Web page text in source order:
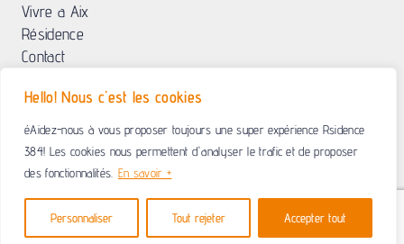
Hello! Nous c'est les cookies
éAidez-nous à vous proposer toujours une super expérience Rsidence
384! Les cookies nous permettent d'analyser le trafic et de proposer
des fonctionnalités. En savoir +
Personnaliser Tout rejeter Accepter tout
Vivre a Aix
Résidence
Contact
© 2024 Résidence 384 | Résidence étudiante Aix-en-Provence |Mention légales| <a
href="https://www.residence384.fr/politique-de-confidentialite"Politique de confidentialité |
Création :